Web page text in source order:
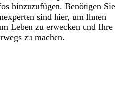
hinzuzufügen. Benötigen Sie
sind hier, um Ihnen
Leben zu erwecken und Ihre
zu machen.